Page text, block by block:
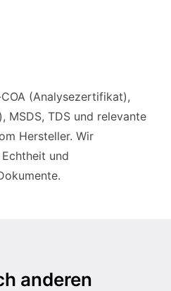
(Analysezertifikat),
MSDS, TDS und relevante
Hersteller. Wir
und
anderen